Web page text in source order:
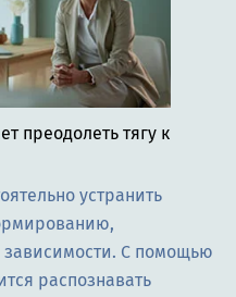
преодолеть тягу к
устранить
С помощью
распознавать